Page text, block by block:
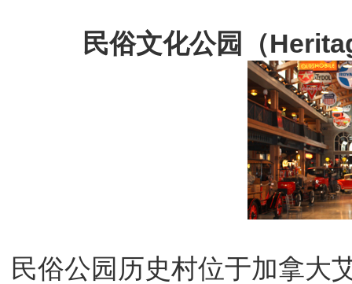
民俗文化公园（
民俗公园历史村位于加拿大